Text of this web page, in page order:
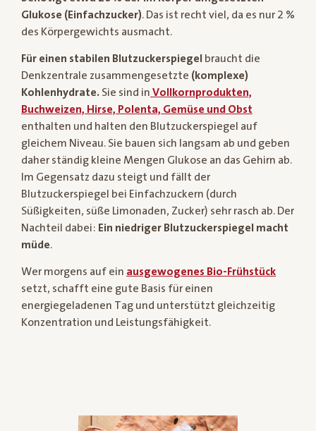
Glukose (Einfachzucker). Das ist recht viel, da es nur 2 %
des Körpergewichts ausmacht.
Für einen stabilen Blutzuckerspiegel braucht die
Denkzentrale zusammengesetzte (komplexe)
Kohlenhydrate. Sie sind in Vollkornprodukten,
Buchweizen, Hirse, Polenta, Gemüse und Obst
enthalten und halten den Blutzuckerspiegel auf
gleichem Niveau. Sie bauen sich langsam ab und geben
daher ständig kleine Mengen Glukose an das Gehirn ab.
Im Gegensatz dazu steigt und fällt der
Blutzuckerspiegel bei Einfachzuckern (durch
Süßigkeiten, süße Limonaden, Zucker) sehr rasch ab. Der
Nachteil dabei: Ein niedriger Blutzuckerspiegel macht
müde.
Wer morgens auf ein ausgewogenes Bio-Frühstück
setzt, schafft eine gute Basis für einen
energiegeladenen Tag und unterstützt gleichzeitig
Konzentration und Leistungsfähigkeit.